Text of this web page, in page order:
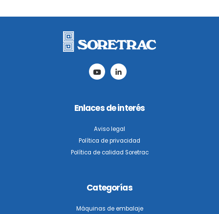
Enlaces de interés
Aviso legal
Política de privacidad
Política de calidad Soretrac
Categorías
Máquinas de embalaje